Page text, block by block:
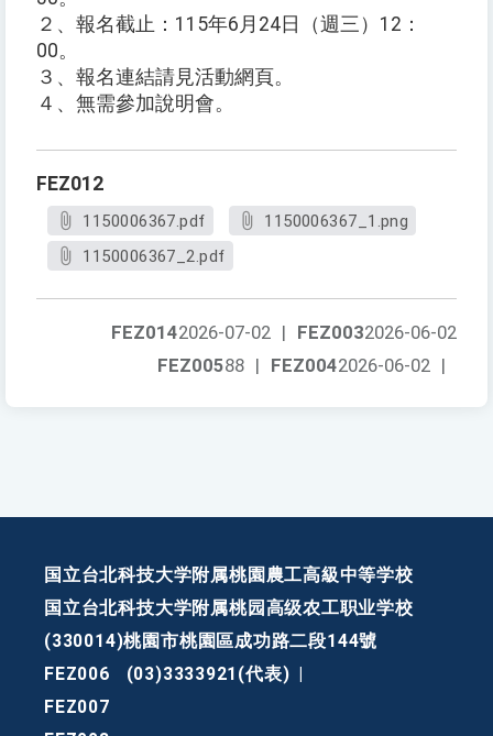
２、報名截止：115年6月24日（週三）12：
00。
３、報名連結請見活動網頁。
４、無需參加說明會。
FEZ012
1150006367.pdf
1150006367_1.png
1150006367_2.pdf
FEZ0032026-06-02
FEZ0142026-07-02 |
FEZ0042026-06-02 |
FEZ00588 |
国立台北科技大学附属桃園農工高級中等学校
国立台北科技大学附属桃园高级农工职业学校
(330014)桃園市桃園區成功路二段144號
FEZ006
(03)3333921(代表)
FEZ007